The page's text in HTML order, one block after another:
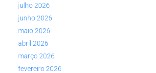
julho 2026
junho 2026
maio 2026
abril 2026
março 2026
fevereiro 2026